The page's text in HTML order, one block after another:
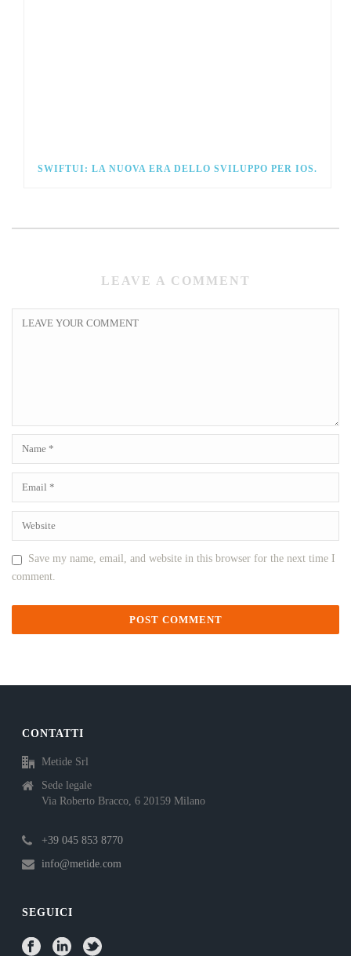
SWIFTUI: LA NUOVA ERA DELLO SVILUPPO PER IOS.
LEAVE A COMMENT
Save my name, email, and website in this browser for the next time I
comment.
CONTATTI
Metide Srl
Sede legale
Via Roberto Bracco, 6 20159 Milano
+39 045 853 8770
info@metide.com
SEGUICI